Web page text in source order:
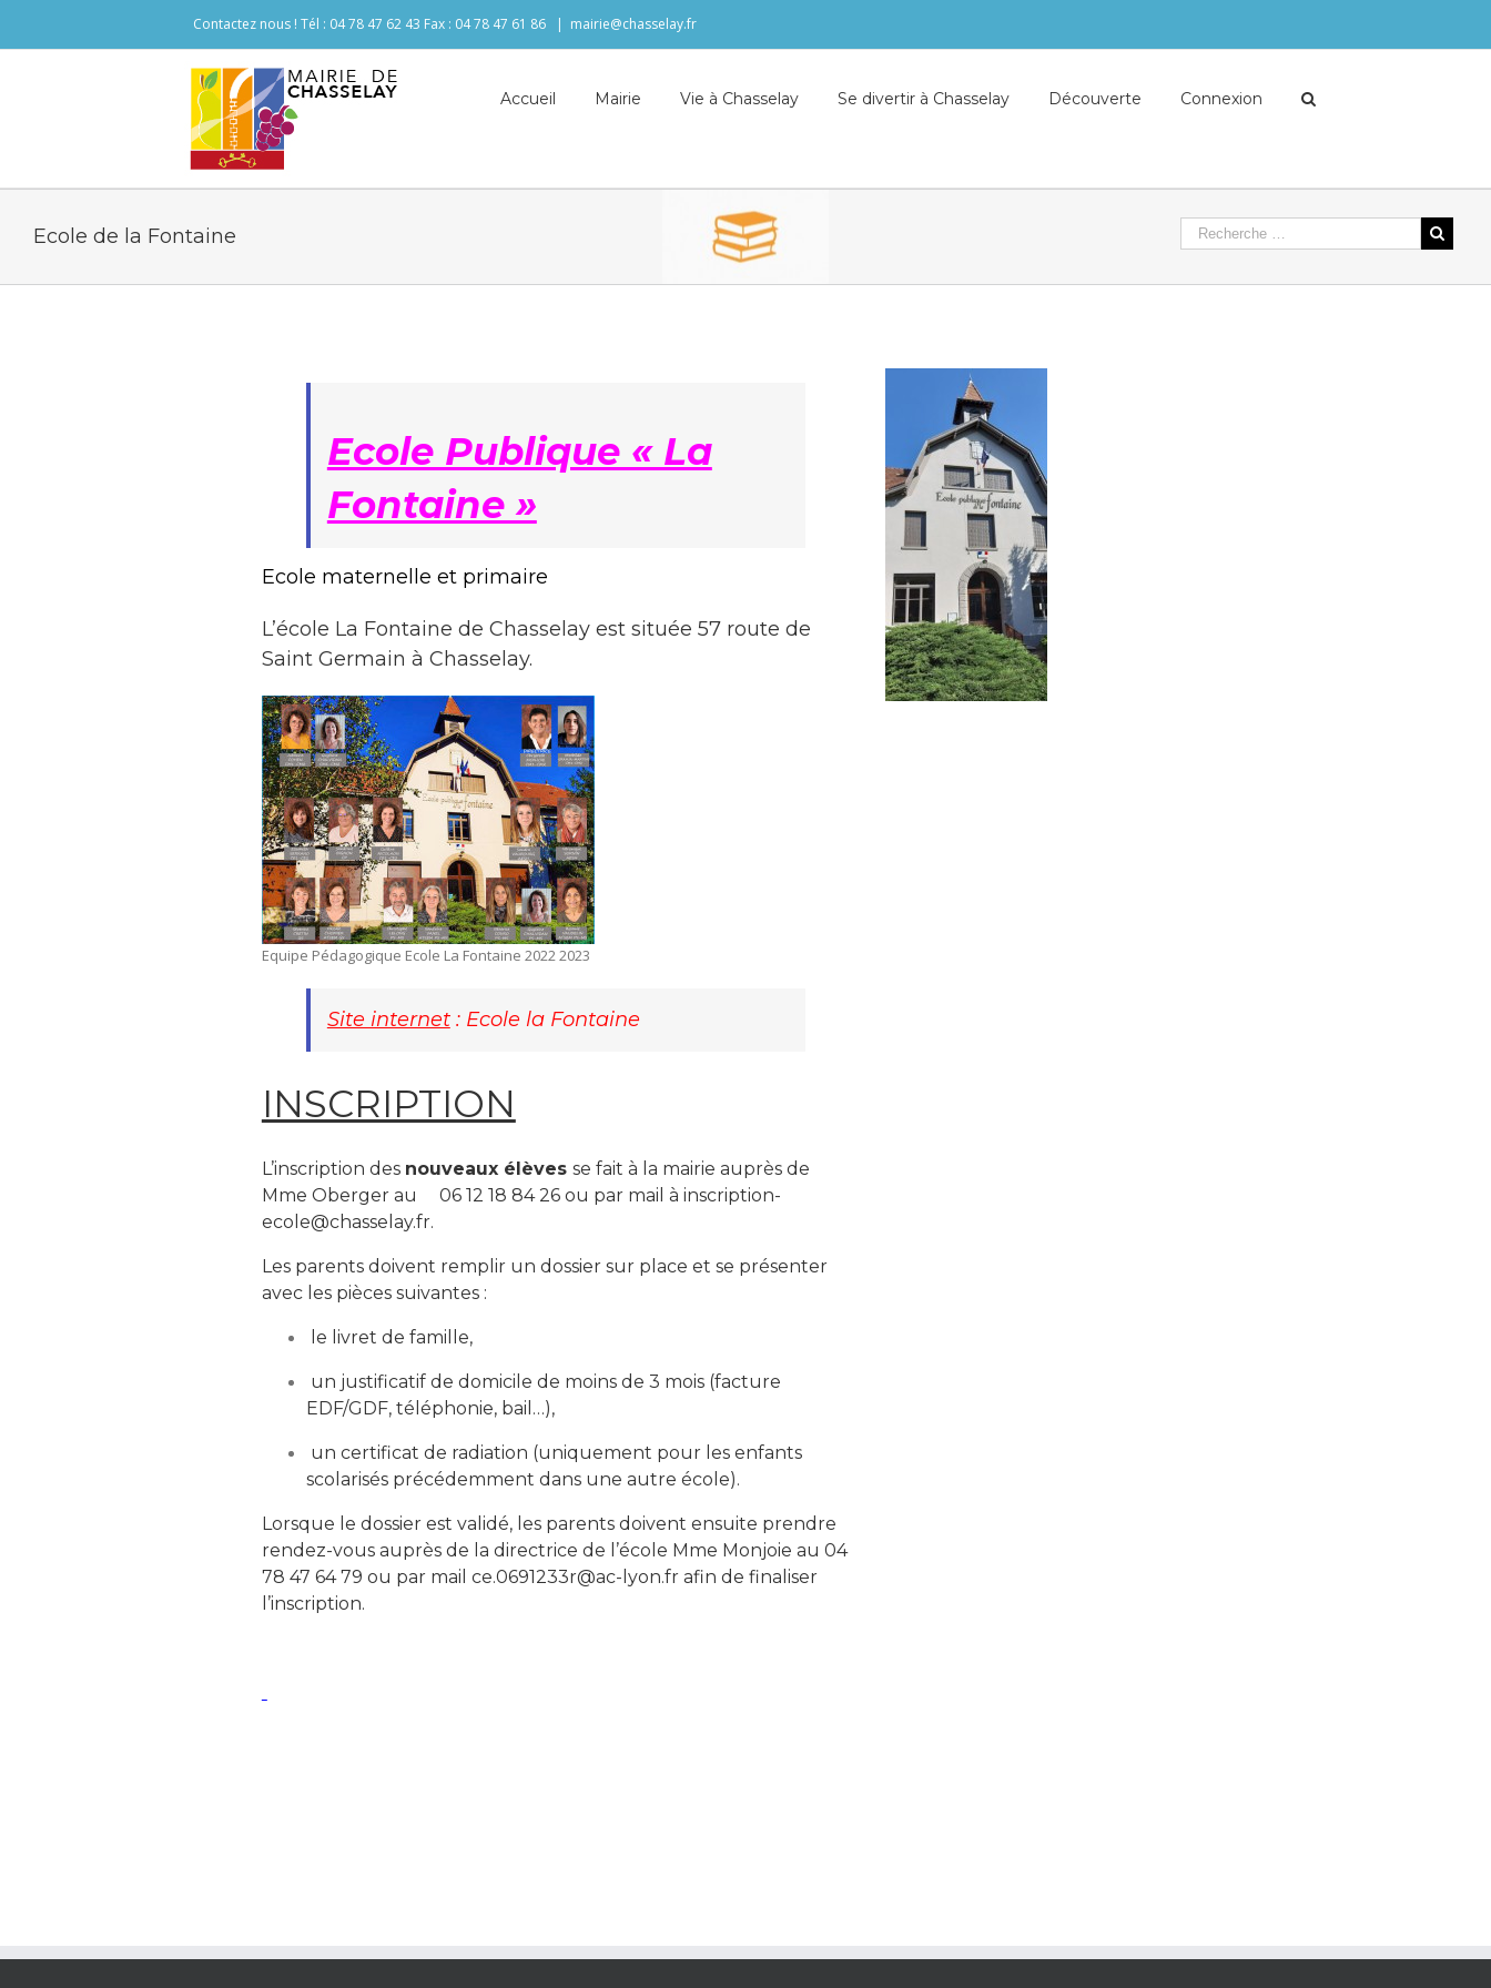
Contactez nous ! Tél : 04 78 47 62 43 Fax : 04 78 47 61 86 | mairie@chasselay.fr
Accueil Mairie Vie à Chasselay Se divertir à Chasselay Découverte Connexion
Ecole de la Fontaine
Ecole Publique « La
Fontaine »
Ecole maternelle et primaire
L’école La Fontaine de Chasselay est située 57 route de
Saint Germain à Chasselay.
Equipe Pédagogique Ecole La Fontaine 2022 2023
Site internet: Ecole la Fontaine
INSCRIPTION
L’inscription des nouveaux élèves se fait à la mairie auprès de
Mme Oberger au 06 12 18 84 26 ou par mail à inscription-
ecole@chasselay.fr.
Les parents doivent remplir un dossier sur place et se présenter
avec les pièces suivantes :
le livret de famille,
un justificatif de domicile de moins de 3 mois (facture
EDF/GDF, téléphonie, bail…),
un certificat de radiation (uniquement pour les enfants
scolarisés précédemment dans une autre école).
Lorsque le dossier est validé, les parents doivent ensuite prendre
rendez-vous auprès de la directrice de l’école Mme Monjoie au 04
78 47 64 79 ou par mail ce.0691233r@ac-lyon.fr afin de finaliser
l’inscription.